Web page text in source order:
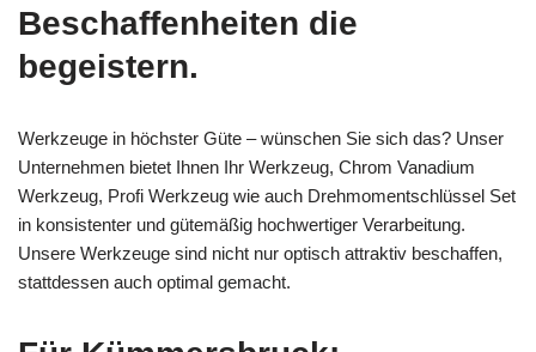
Beschaffenheiten die
begeistern.
Werkzeuge in höchster Güte – wünschen Sie sich das? Unser
Unternehmen bietet Ihnen Ihr Werkzeug, Chrom Vanadium
Werkzeug, Profi Werkzeug wie auch Drehmomentschlüssel Set
in konsistenter und gütemäßig hochwertiger Verarbeitung.
Unsere Werkzeuge sind nicht nur optisch attraktiv beschaffen,
stattdessen auch optimal gemacht.